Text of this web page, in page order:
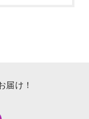
届け！